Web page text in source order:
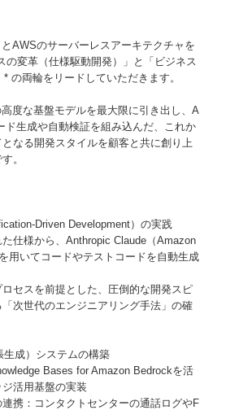
AWSのサーバーレスアーキテクチャを
の変革（仕様駆動開発）」と「ビジネス
の両輪をリードしていただきます。
度な基盤モデルを最大限に引き出し、A
ド生成や自動検証を組み込んだ、これか
なる開発スタイルを顧客と共に創り上
。
Driven Development）の実践
た仕様から、Anthropic Claude（Amazon
用いてコードやテストコードを自動生成
ロセスを前提とした、圧倒的な開発スピ
次世代のエンジニアリング手法」の確
成）システムの構築
Bases for Amazon Bedrockを活
活用基盤の実装
連携：コンタクトセンターの通話ログやF